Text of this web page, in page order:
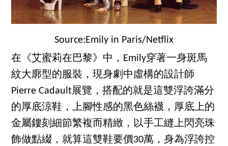
Source:Emily in Paris/Netflix
在《艾蜜莉在巴黎》中，Emily穿著一身斑馬
紋大廓型的服裝，現身劇中虛構的設計師
Pierre Cadault展覽，搭配的就是這雙浮誇滿分
的厚底涼鞋，上腳性感的黑色絲襪，厚底上的
金屬鏤刻細節繁複而精緻，以手工縫上閃亮珠
飾做點綴，就算這雙鞋要價30萬，身為浮誇控